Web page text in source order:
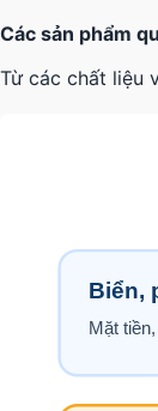
Các sản phẩm
Từ các chất liệu